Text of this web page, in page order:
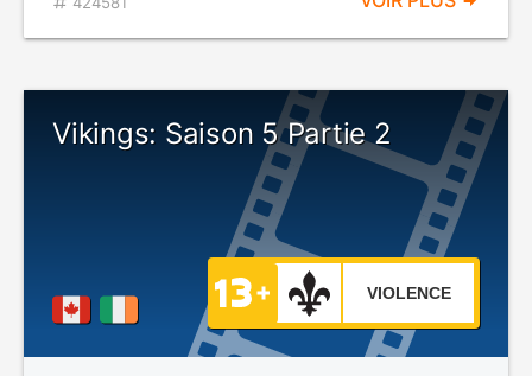
Vikings: Saison 5 Partie 2
VIOLENCE